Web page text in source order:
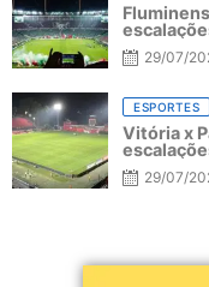
29/07/
ESPORTES
Vitória x
29/07/